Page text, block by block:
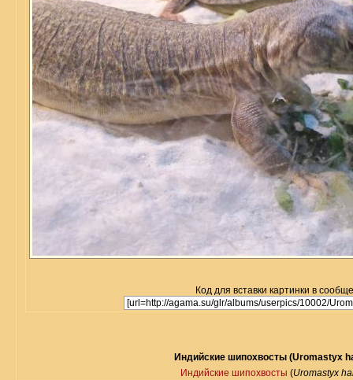
Код для вставки картинки в
Индийские шипохвосты (Uromastyx
Индийские шипохвосты (Uromastyx